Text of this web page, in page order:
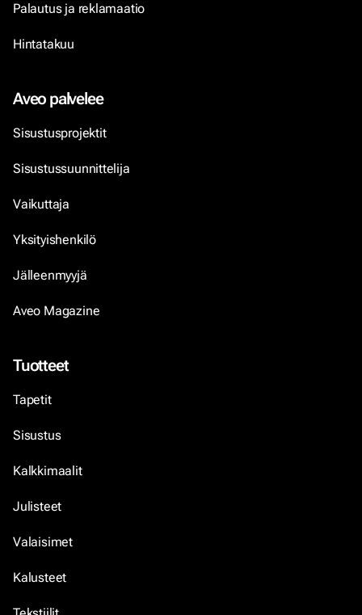
Palautus ja reklamaatio
Hintatakuu
Aveo palvelee
Sisustusprojektit
Sisustussuunnittelija
Vaikuttaja
Yksityishenkilö
Jälleenmyyjä
Aveo Magazine
Tuotteet
Tapetit
Sisustus
Kalkkimaalit
Julisteet
Valaisimet
Kalusteet